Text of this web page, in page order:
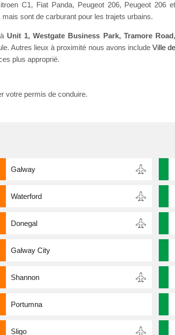
C1, Fiat Panda, Peugeot 206, Peugeot 206 et
sont de carburant pour les trajets urbains.
Unit 1, Westgate Business Park, Tramore Road,
Autres lieux à proximité nous avons include Ville de
plus approprié.
votre permis de conduire.
Galway
Waterford
Donegal
Galway City
Shannon
Portumna
Sligo